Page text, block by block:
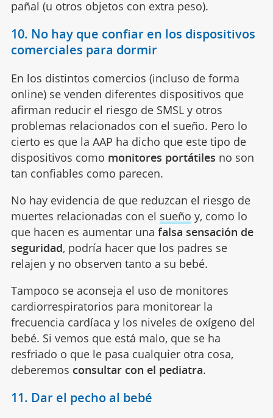
pañal (u otros objetos con extra peso).
10. No hay que confiar en los dispositivos
comerciales para dormir
En los distintos comercios (incluso de forma
online) se venden diferentes dispositivos que
afirman reducir el riesgo de SMSL y otros
problemas relacionados con el sueño. Pero lo
cierto es que la AAP ha dicho que este tipo de
dispositivos como monitores portátiles no son
tan confiables como parecen.
No hay evidencia de que reduzcan el riesgo de
muertes relacionadas con el sueño y, como lo
que hacen es aumentar una falsa sensación de
seguridad, podría hacer que los padres se
relajen y no observen tanto a su bebé.
Tampoco se aconseja el uso de monitores
cardiorrespiratorios para monitorear la
frecuencia cardíaca y los niveles de oxígeno del
bebé. Si vemos que está malo, que se ha
resfriado o que le pasa cualquier otra cosa,
deberemos consultar con el pediatra.
11. Dar el pecho al bebé